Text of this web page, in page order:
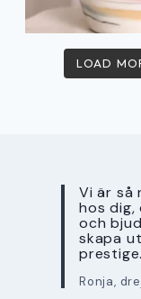
LOAD
Vi är så
hos dig,
och
skapa
Ronja,